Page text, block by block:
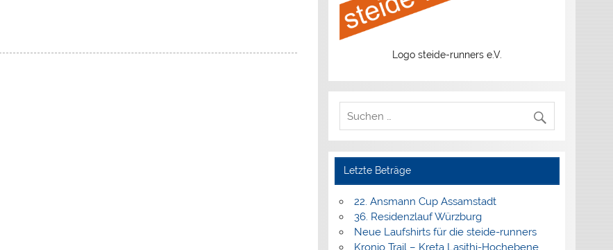
Logo steide-runners e.V.
Letzte Beträge
22. Ansmann Cup Assamstadt
36. Residenzlauf Würzburg
Neue Laufshirts für die steide-runners
Kronio Trail – Kreta Lasithi-Hochebene